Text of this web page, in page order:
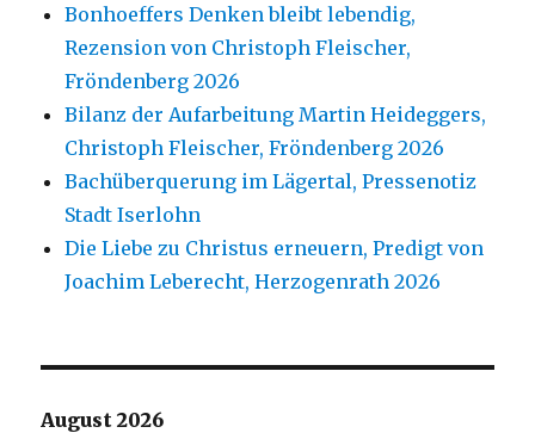
Bonhoeffers Denken bleibt lebendig,
Rezension von Christoph Fleischer,
Fröndenberg 2026
Bilanz der Aufarbeitung Martin Heideggers,
Christoph Fleischer, Fröndenberg 2026
Bachüberquerung im Lägertal, Pressenotiz
Stadt Iserlohn
Die Liebe zu Christus erneuern, Predigt von
Joachim Leberecht, Herzogenrath 2026
August 2026